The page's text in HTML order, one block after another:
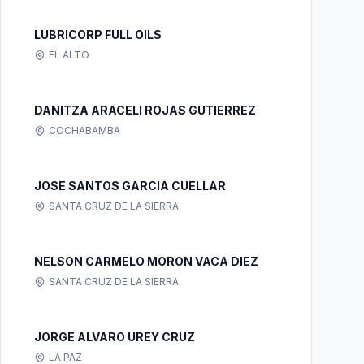
LUBRICORP FULL OILS
EL ALTO
DANITZA ARACELI ROJAS GUTIERREZ
COCHABAMBA
JOSE SANTOS GARCIA CUELLAR
SANTA CRUZ DE LA SIERRA
NELSON CARMELO MORON VACA DIEZ
SANTA CRUZ DE LA SIERRA
JORGE ALVARO UREY CRUZ
LA PAZ